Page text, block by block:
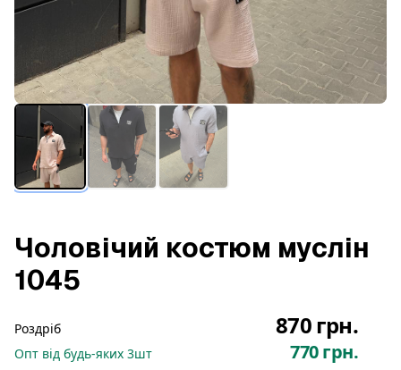
Чоловічий костюм муслін
1045
Роздріб 870 грн.
Опт від будь-яких 3шт 770 грн.